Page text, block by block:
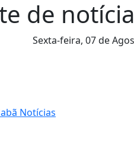
de
Sexta-feira, 07 de